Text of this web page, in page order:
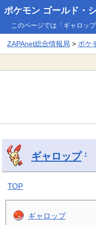
ポケモン ゴールド・
このページでは「ギャロッ
ZAPAnet総合情報局 >ポケ
ギャロップ †
TOP
ギャロップ